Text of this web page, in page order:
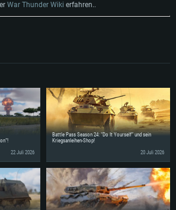
verfügbaren Kriegsanleihen sehen, in dem ihr auf
War Thunder Wiki erfahren..
22 Juli 2026
Battle Pass Season 24: “Do It Yourself” und sein
Kriegsanleihen-Shop!
20 Juli 2026